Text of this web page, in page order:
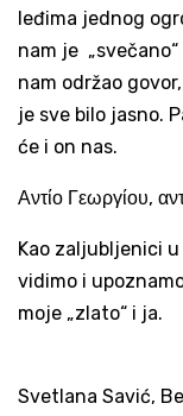
leđima jednog
nam je
nam održao
je sve bilo jasno.
će i on nas.
Αντίο Γεωργίου,
Kao zaljubljenici
vidimo i
moje „zlato“ i ja.
Svetlana Savić,